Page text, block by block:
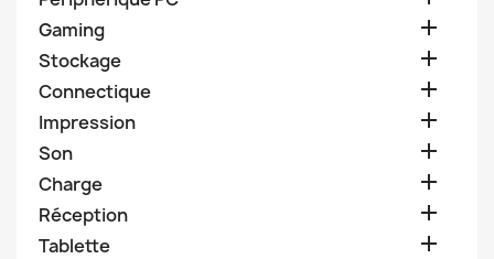
Gaming 
Stockage 
Connectique 
Impression 
Son 
Charge 
Réception 
Tablette 